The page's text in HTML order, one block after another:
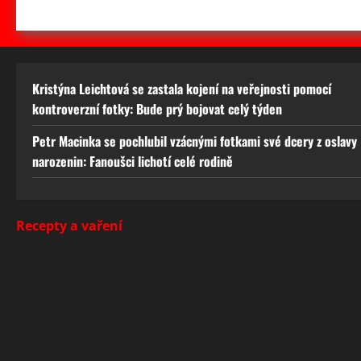
Kristýna Leichtová se zastala kojení na veřejnosti pomocí
kontroverzní fotky: Bude prý bojovat celý týden
Petr Macinka se pochlubil vzácnými fotkami své dcery z oslavy
narozenin: Fanoušci lichotí celé rodině
Recepty a vaření